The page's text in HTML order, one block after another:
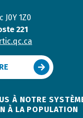
J0Y 1Z0
221
À NOTRE
À LA POPULATION